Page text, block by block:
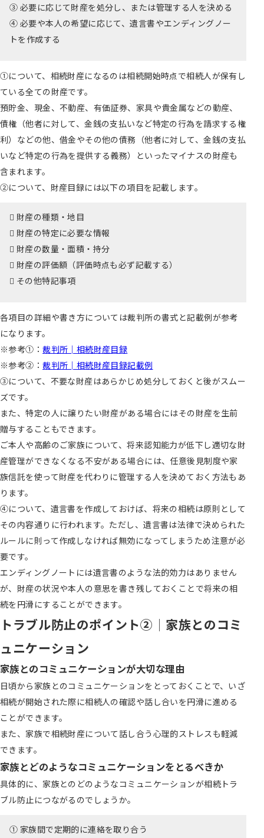
③ 必要に応じて財産を処分し、または管理する人を決める
④ 必要や本人の希望に応じて、遺言書やエンディングノー
トを作成する
①について、相続財産になるのは相続開始時点で相続人が保有し
ている全ての財産です。
預貯金、現金、不動産、有価証券、家具や貴金属などの動産、
債権（他者に対して、金銭の支払いなど特定の行為を請求する権
利）などの他、借金やその他の債務（他者に対して、金銭の支払
いなど特定の行為を提供する義務）といったマイナスの財産も
含まれます。
②について、財産目録には以下の項目を記載します。
 財産の種類・地目
 財産の特定に必要な情報
 財産の数量・面積・持分
 財産の評価額（評価時点も必ず記載する）
 その他特記事項
各項目の詳細や書き方については裁判所の書式と記載例が参考
になります。
※参考①：裁判所│相続財産目録
※参考②：裁判所│相続財産目録記載例
③について、不要な財産はあらかじめ処分しておくと後がスムー
ズです。
また、特定の人に譲りたい財産がある場合にはその財産を生前
贈与することもできます。
ご本人や高齢のご家族について、将来認知能力が低下し適切な財
産管理ができなくなる不安がある場合には、任意後見制度や家
族信託を使って財産を代わりに管理する人を決めておく方法もあ
ります。
④について、遺言書を作成しておけば、将来の相続は原則として
その内容通りに行われます。ただし、遺言書は法律で決められた
ルールに則って作成しなければ無効になってしまうため注意が必
要です。
エンディングノートには遺言書のような法的効力はありません
が、財産の状況や本人の意思を書き残しておくことで将来の相
続を円滑にすることができます。
トラブル防止のポイント② │家族とのコミ
ュニケーション
家族とのコミュニケーションが大切な理由
日頃から家族とのコミュニケーションをとっておくことで、いざ
相続が開始された際に相続人の確認や話し合いを円滑に進める
ことができます。
また、家族で相続財産について話し合う心理的ストレスも軽減
できます。
家族とどのようなコミュニケーションをとるべきか
具体的に、家族とのどのようなコミュニケーションが相続トラ
ブル防止につながるのでしょうか。
① 家族間で定期的に連絡を取り合う